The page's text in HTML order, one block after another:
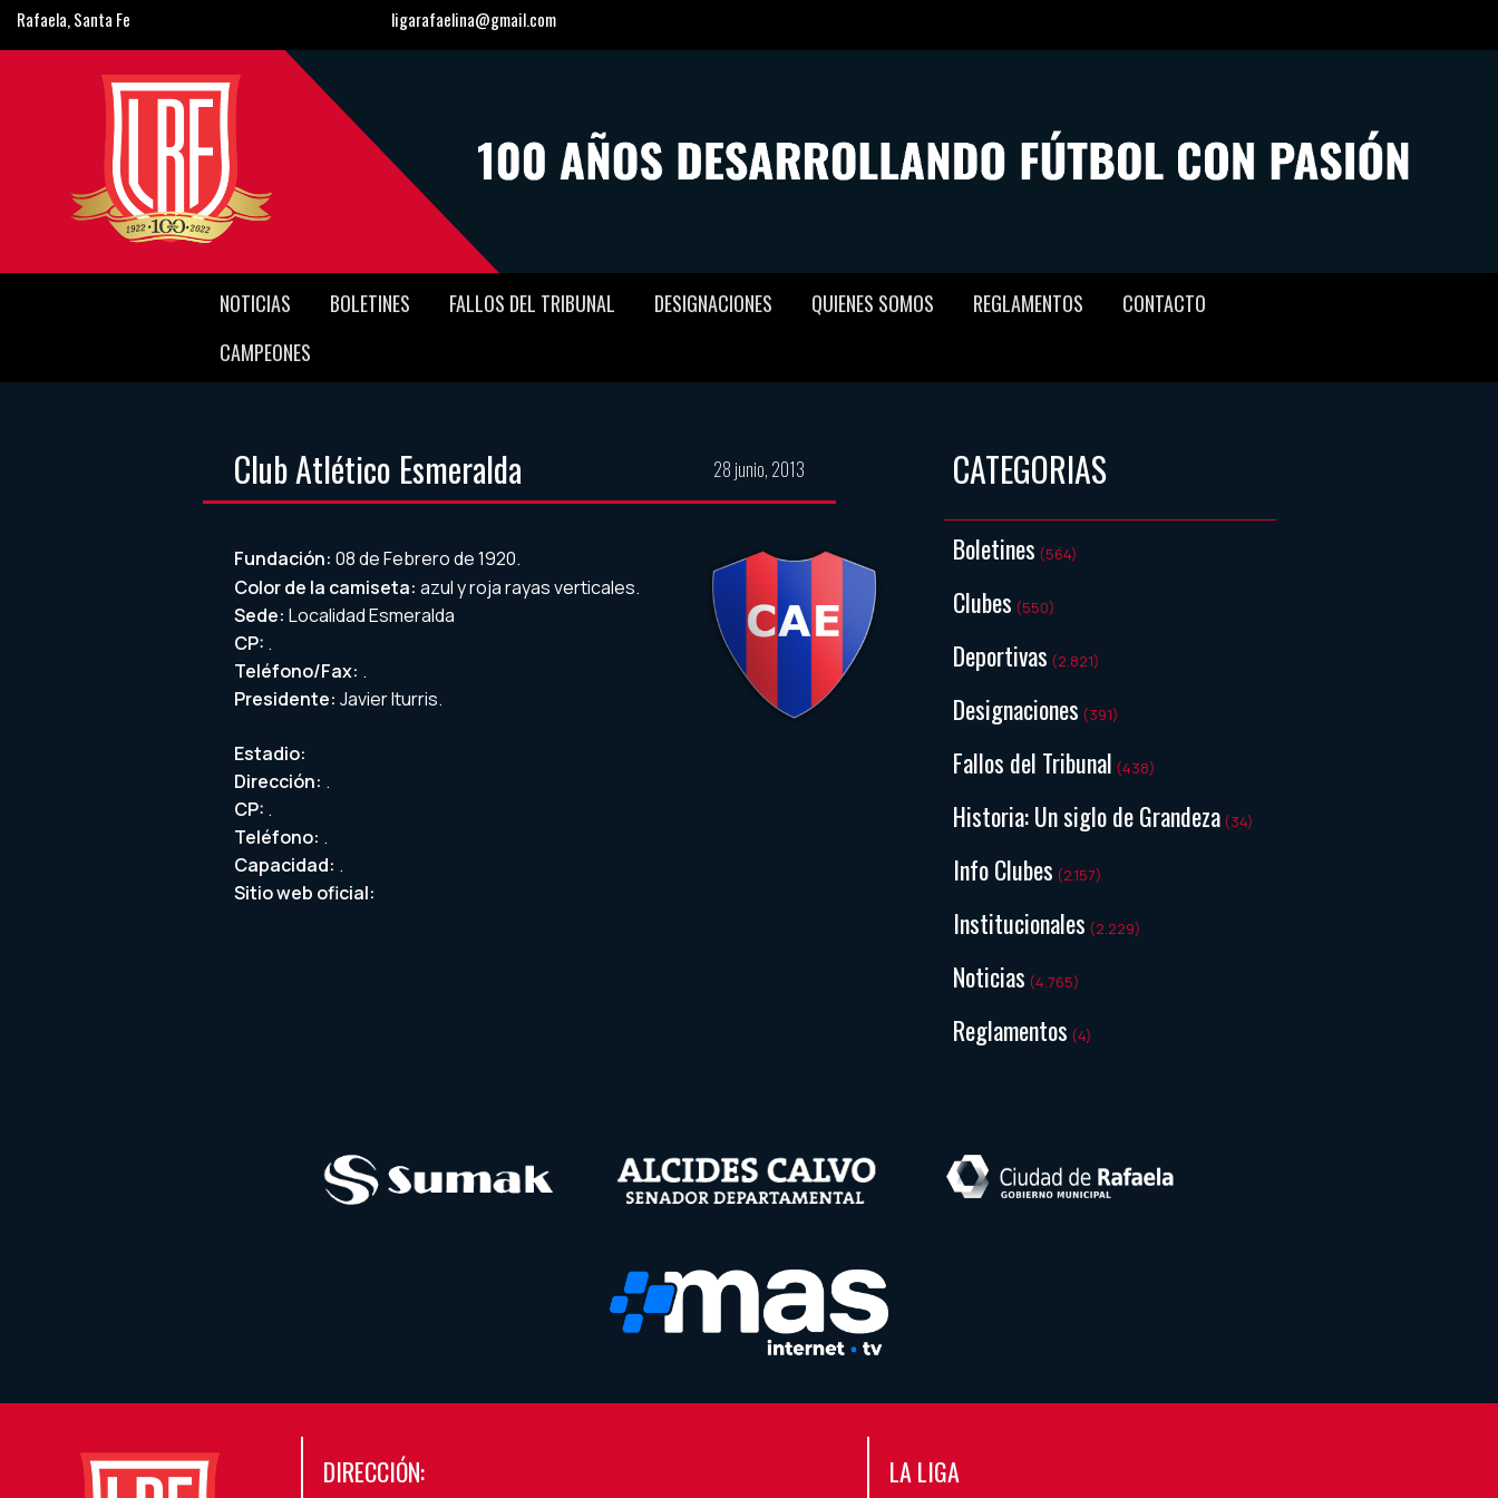
Rafaela, Santa Fe ligarafaelina@gmail.com
NOTICIAS BOLETINES FALLOS DEL TRIBUNAL DESIGNACIONES QUIENES SOMOS REGLAMENTOS
CONTACTO
CAMPEONES
Club Atlético Esmeralda 28 junio, 2013
Fundación: 08 de Febrero de 1920.
Color de la camiseta: azul y roja rayas verticales.
Sede: Localidad Esmeralda
CP: .
Teléfono/Fax: .
Presidente: Javier Iturris.
Estadio:
Dirección: .
CP: .
Teléfono: .
Capacidad: .
Sitio web oficial:
CATEGORIAS
Boletines (564)
Clubes (550)
Deportivas (2.821)
Designaciones (391)
Fallos del Tribunal (438)
Historia: Un siglo de Grandeza (34)
Info Clubes (2.157)
Institucionales (2.229)
Noticias (4.765)
Reglamentos (4)
DIRECCIÓN: LA LIGA